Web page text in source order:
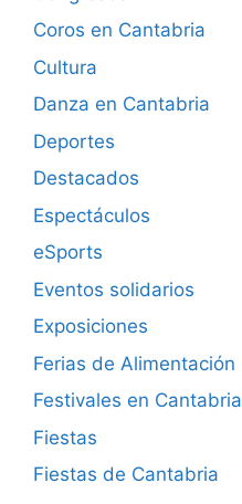
Coros en Cantabria
Cultura
Danza en Cantabria
Deportes
Destacados
Espectáculos
eSports
Eventos solidarios
Exposiciones
Ferias de Alimentación
Festivales en Cantabria
Fiestas
Fiestas de Cantabria